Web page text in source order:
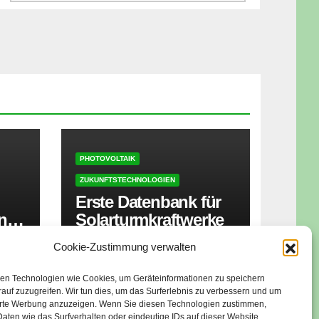
Cookie-Zustimmung verwalten
Technologien wie Cookies, um Geräteinformationen zu speichern
zuzugreifen. Wir tun dies, um das Surferlebnis zu verbessern und um
Werbung anzuzeigen. Wenn Sie diesen Technologien zustimmen,
wie das Surfverhalten oder eindeutige IDs auf dieser Website
PHOTOVOLTAIK
ZUKUNFTSTECHNOLOGIEN
Erste Datenbank für
Solarturmkraftwerke
16. JUNI 2026